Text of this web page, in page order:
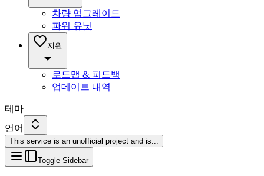
차량 업그레이드
파워 유닛
지원
로드맵 & 피드백
업데이트 내역
테마
언어
This service is an unofficial project and is...
Toggle Sidebar